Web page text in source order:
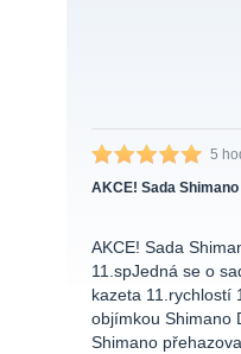
5
AKCE! Sada
AKCE! Sada
11.spJedná se o
kazeta 11.rychlostí
objímkou Shimano
Shimano